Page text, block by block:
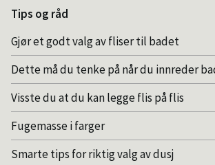
Tips og råd
Gjør et godt valg av fliser til badet
Dette må du tenke på når du innreder
Visste du at du kan legge flis på flis
Fugemasse i farger
Smarte tips for riktig valg av dusj